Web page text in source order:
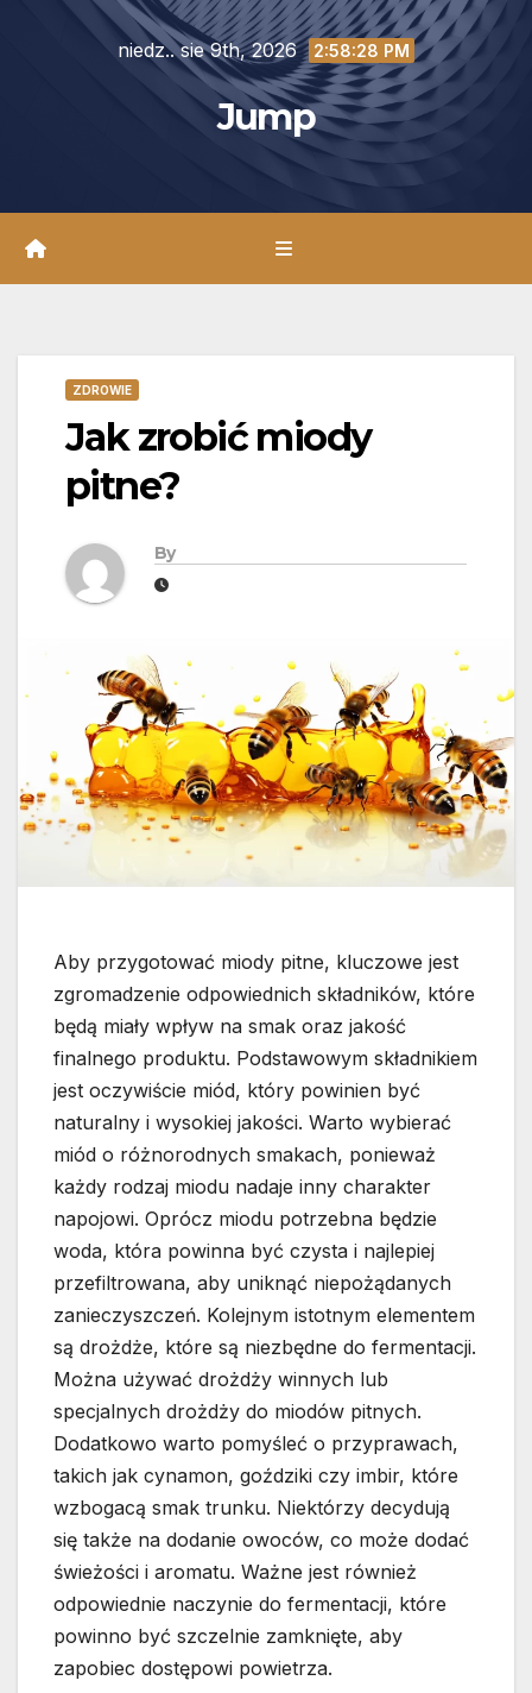
niedz.. sie 9th, 2026 2:58:30 PM
Jump
ZDROWIE
Jak zrobić miody
pitne?
By
Aby przygotować miody pitne, kluczowe jest
zgromadzenie odpowiednich składników, które
będą miały wpływ na smak oraz jakość
finalnego produktu. Podstawowym składnikiem
jest oczywiście miód, który powinien być
naturalny i wysokiej jakości. Warto wybierać
miód o różnorodnych smakach, ponieważ
każdy rodzaj miodu nadaje inny charakter
napojowi. Oprócz miodu potrzebna będzie
woda, która powinna być czysta i najlepiej
przefiltrowana, aby uniknąć niepożądanych
zanieczyszczeń. Kolejnym istotnym elementem
są drożdże, które są niezbędne do fermentacji.
Można używać drożdży winnych lub
specjalnych drożdży do miodów pitnych.
Dodatkowo warto pomyśleć o przyprawach,
takich jak cynamon, goździki czy imbir, które
wzbogacą smak trunku. Niektórzy decydują
się także na dodanie owoców, co może dodać
świeżości i aromatu. Ważne jest również
odpowiednie naczynie do fermentacji, które
powinno być szczelnie zamknięte, aby
zapobiec dostępowi powietrza.